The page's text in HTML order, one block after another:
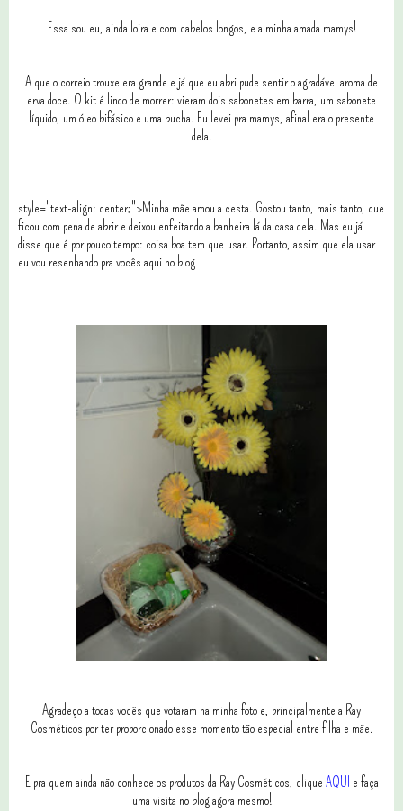
Essa sou eu, ainda loira e com cabelos longos, e a minha amada mamys!
A que o correio trouxe era grande e já que eu abri pude sentir o agradável aroma de
erva doce. O kit é lindo de morrer: vieram dois sabonetes em barra, um sabonete
líquido, um óleo bifásico e uma bucha. Eu levei pra mamys, afinal era o presente
dela!
style="text-align: center;">Minha mãe amou a cesta. Gostou tanto, mais tanto, que
ficou com pena de abrir e deixou enfeitando a banheira lá da casa dela. Mas eu já
disse que é por pouco tempo: coisa boa tem que usar. Portanto, assim que ela usar
eu vou resenhando pra vocês aqui no blog
Agradeço a todas vocês que votaram na minha foto e, principalmente a Ray
Cosméticos por ter proporcionado esse momento tão especial entre filha e mãe.
E pra quem ainda não conhece os produtos da Ray Cosméticos, clique AQUI e faça
uma visita no blog agora mesmo!